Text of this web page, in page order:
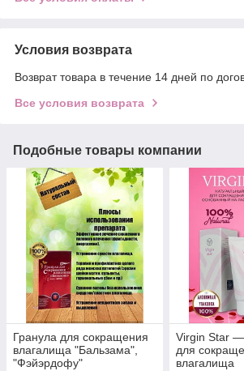
Условия возврата
Возврат товара в течение 14 дней по
Все условия возврата
Подобные товары компании
Гранула для сокращения
влагалища "Бальзама",
"Фэйэрдофу"
Virgin Star —
для
влагалища